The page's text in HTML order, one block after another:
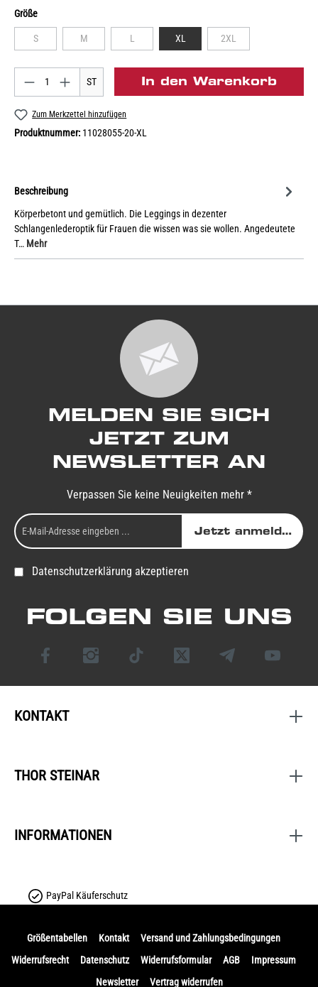
Größe
S M L XL 2XL
ST In den Warenkorb
Zum Merkzettel hinzufügen
Produktnummer: 11028055-20-XL
Beschreibung
Körperbetont und gemütlich. Die Leggings in dezenter
Schlangenlederoptik für Frauen die wissen was sie wollen. Angedeutete
T… Mehr
MELDEN SIE SICH
JETZT ZUM
NEWSLETTER AN
Verpassen Sie keine Neuigkeiten mehr *
Jetzt anmelden
Datenschutzerklärung akzeptieren
FOLGEN SIE UNS
KONTAKT
THOR STEINAR
INFORMATIONEN
PayPal Käuferschutz
Größentabellen Kontakt
Versand und Zahlungsbedingungen
Widerrufsrecht
Datenschutz Widerrufsformular AGB
Impressum
Newsletter
Vertrag widerrufen